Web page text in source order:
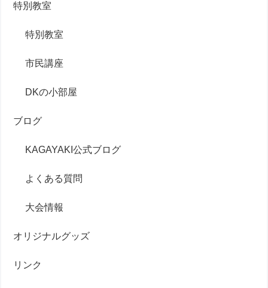
特別教室
特別教室
市民講座
DKの小部屋
ブログ
KAGAYAKI公式ブログ
よくある質問
大会情報
オリジナルグッズ
リンク